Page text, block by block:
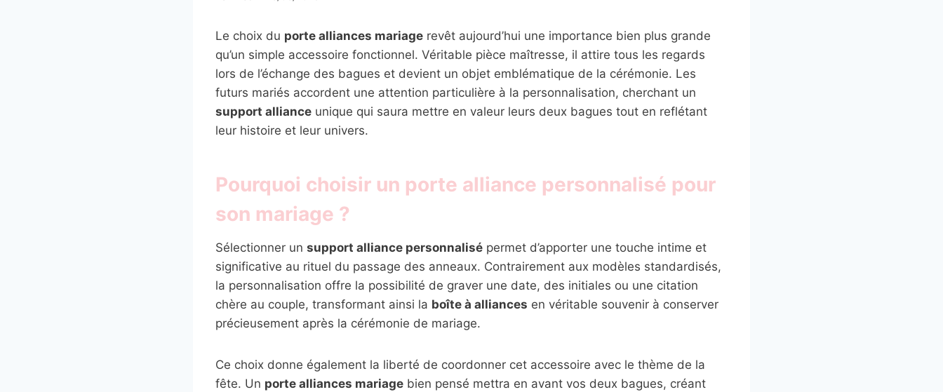
Le choix du porte alliances mariage revêt aujourd’hui une importance bien plus grande
qu’un simple accessoire fonctionnel. Véritable pièce maîtresse, il attire tous les regards
lors de l’échange des bagues et devient un objet emblématique de la cérémonie. Les
futurs mariés accordent une attention particulière à la personnalisation, cherchant un
support alliance unique qui saura mettre en valeur leurs deux bagues tout en reflétant
leur histoire et leur univers.
Pourquoi choisir un porte alliance personnalisé pour
son mariage ?
Sélectionner un support alliance personnalisé permet d’apporter une touche intime et
significative au rituel du passage des anneaux. Contrairement aux modèles standardisés,
la personnalisation offre la possibilité de graver une date, des initiales ou une citation
chère au couple, transformant ainsi la boîte à alliances en véritable souvenir à conserver
précieusement après la cérémonie de mariage.
Ce choix donne également la liberté de coordonner cet accessoire avec le thème de la
fête. Un porte alliances mariage bien pensé mettra en avant vos deux bagues, créant